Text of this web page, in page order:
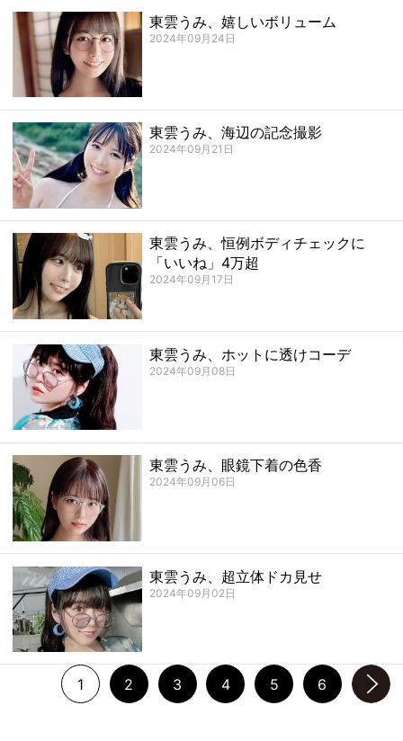
東雲うみ、嬉しいボリューム
2024年09月24日
東雲うみ、海辺の記念撮影
2024年09月21日
東雲うみ、恒例ボディチェックに
「いいね」4万超
2024年09月17日
東雲うみ、ホットに透けコーデ
2024年09月08日
東雲うみ、眼鏡下着の色香
2024年09月06日
東雲うみ、超立体ドカ見せ
2024年09月02日
1 2 3 4 5 6
次のページへ